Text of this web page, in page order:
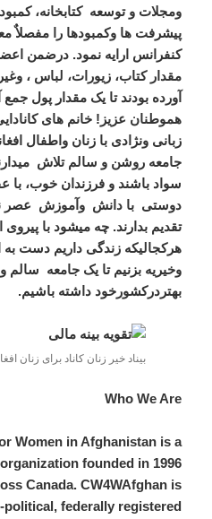
ومجلات و توسعه کتابخانه،
پیشرفت ها وکمبودها را مفصلاٌ
کنفرانس ارایه نمود. درضمن
مقدار کتاب، زیورات، لباس ،
آورده بودند تا یک مقدار پول
هموطنان عزیز! خانم های
زبانی ونژادی با زنان واطفال
جامعه روشن و سالم تلاش
سواد باشند و فرزندان خوب، با
دوستی با دانش وآموزش عصر
تقدیم بدارند. چه میشود با
هرکجالیکه زندگی داریم دست به
وخیریه بزنیم تا یک جامعه
بهتردرکشورخود داشته باشیم.
بیناد خیر زنان کاناد برای زنان
Who We Are
Women in Afghanistan is a
founded in 1996
Canada. CW4WAfghan is
federally registered